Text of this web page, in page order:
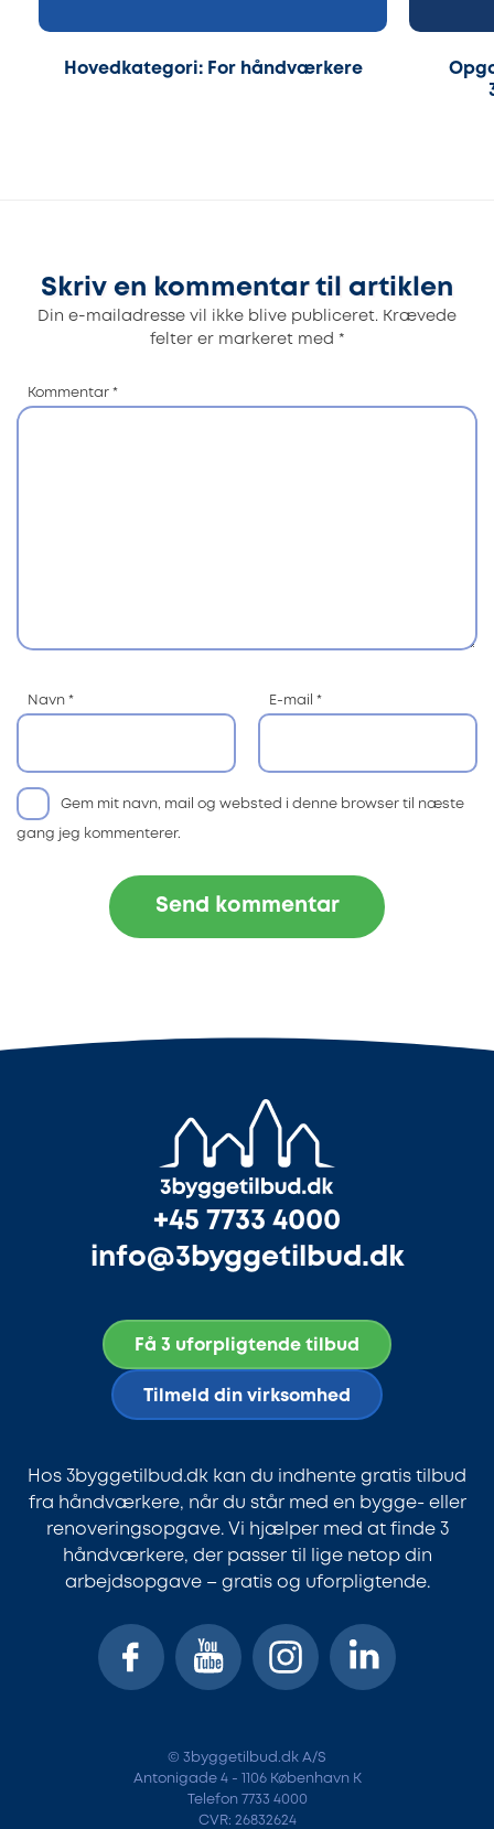
Hovedkategori: For håndværkere
Skriv en kommentar til artiklen
Din e-mailadresse vil ikke blive publiceret. Krævede
felter er markeret med *
Kommentar *
Navn * E-mail *
Gem mit navn, mail og websted i denne browser til næste
gang jeg kommenterer.
+45 7733 4000
info@3byggetilbud.dk
Få 3 uforpligtende tilbud
Tilmeld din virksomhed
Hos 3byggetilbud.dk kan du indhente gratis tilbud
fra håndværkere, når du står med en bygge- eller
renoveringsopgave. Vi hjælper med at finde 3
håndværkere, der passer til lige netop din
arbejdsopgave – gratis og uforpligtende.
© 3byggetilbud.dk A/S
Antonigade 4 - 1106 København K
Telefon 7733 4000
CVR: 26832624